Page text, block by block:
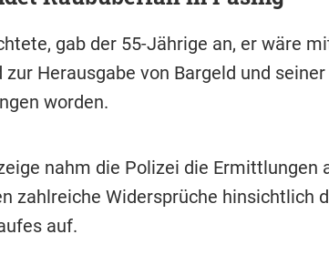
gab der 55-Jährige an, er wäre
Herausgabe von Bargeld und seiner
worden.
nahm die Polizei die Ermittlungen
zahlreiche Widersprüche hinsichtlich
auf.